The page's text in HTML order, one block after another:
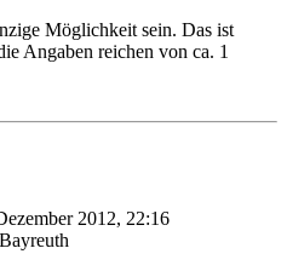
Möglichkeit sein. Das ist
Angaben reichen von ca. 1
2012, 22:16